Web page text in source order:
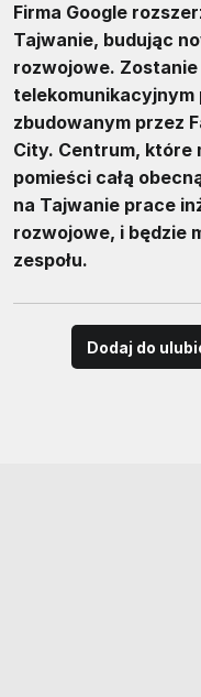
Firma Google
Tajwanie, budując
rozwojowe.
telekomunikacyjnym
zbudowanym przez
City. Centrum, które
pomieści całą
na Tajwanie prace
rozwojowe, i będzie
zespołu.
Dodaj do